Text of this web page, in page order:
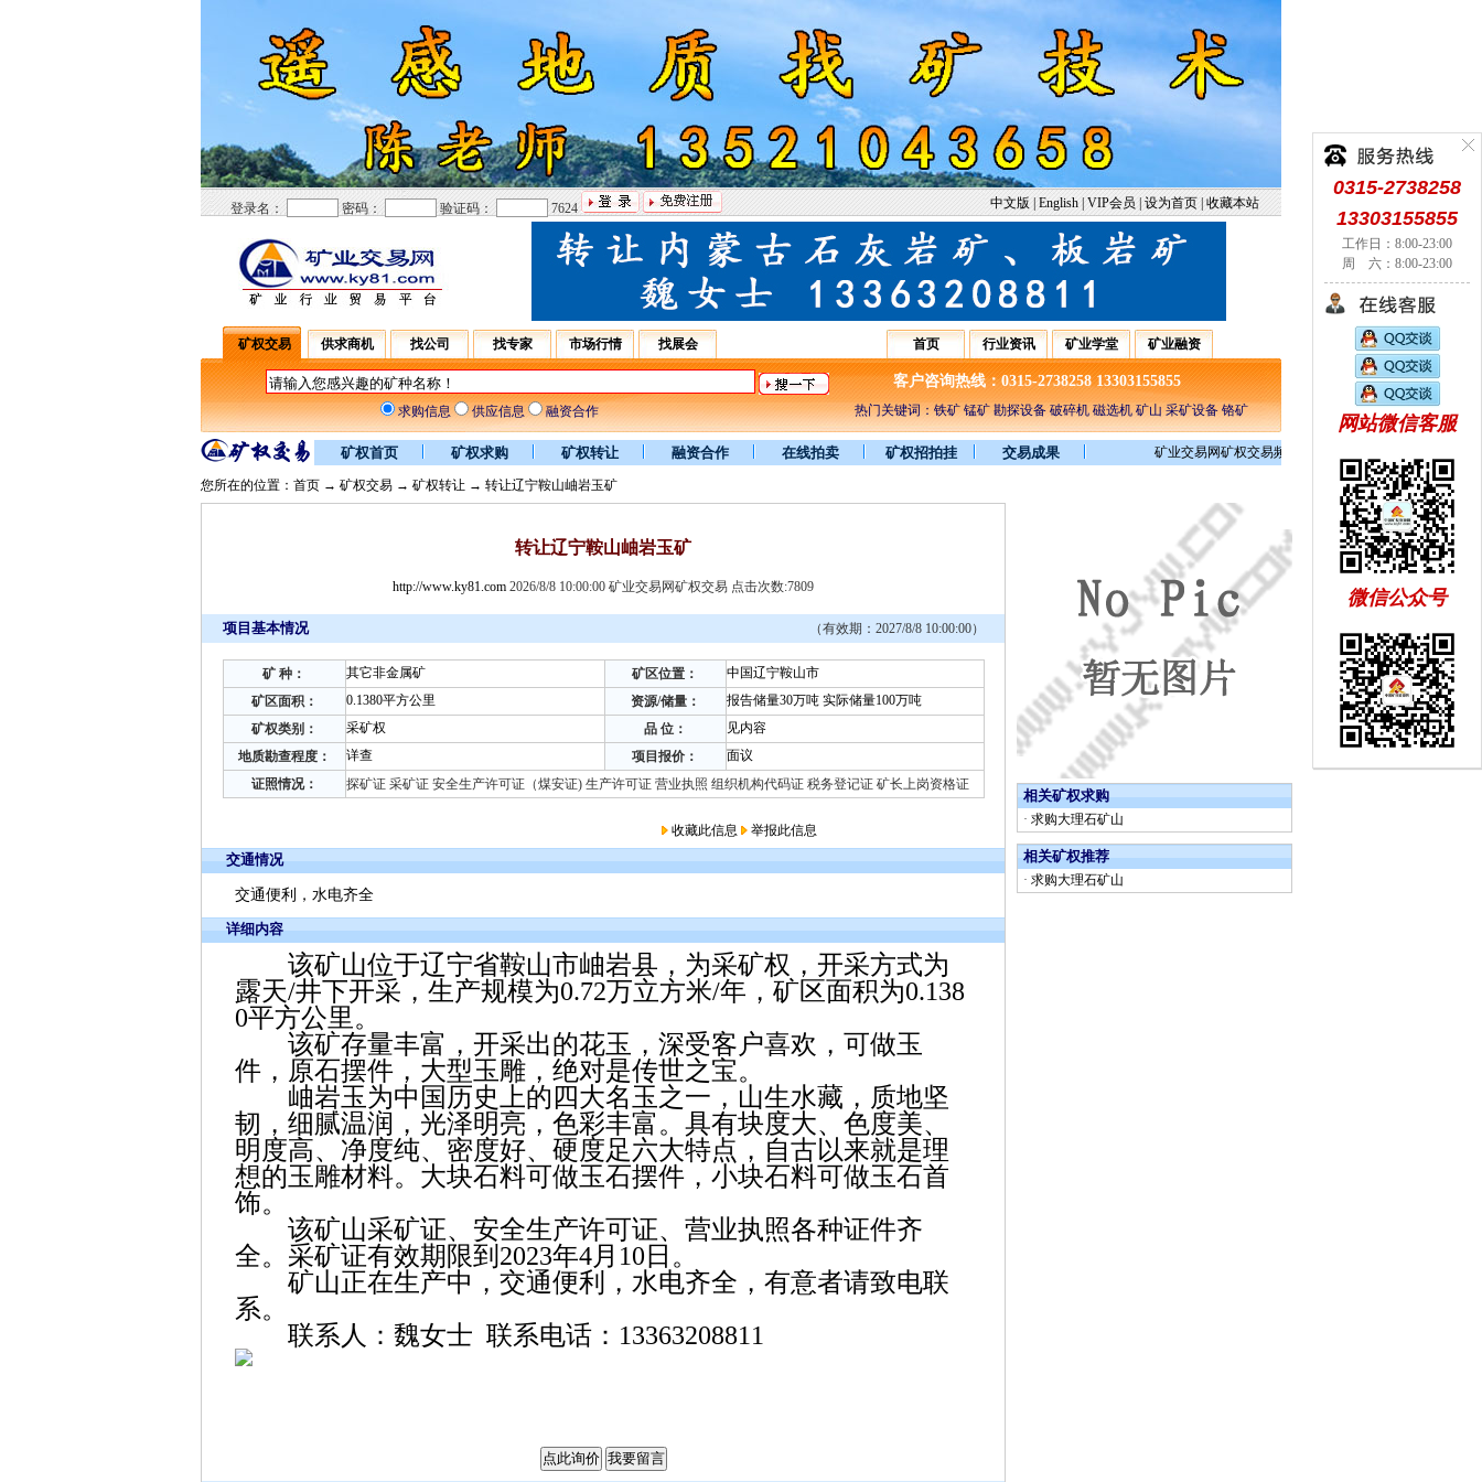
登录名： 密码： 验证码： 7624 中文版 English |VIP会员 设为首页 收藏本站
矿权交易 供求商机 找公司 找专家 市场行情 找展会 首页 行业资讯 矿业学堂 矿业融资
客户咨询热线：0315-2738258 13303155855
求购信息 供应信息 融资合作 热门关键词：铁矿 锰矿 勘探设备 破碎机 磁选机 矿山 采矿设备 铬矿
矿权首页 矿权求购 矿权转让 融资合作 在线拍卖 矿权招拍挂 交易成果 矿业交易网矿权交易频道汇集全球海量的矿权转让，矿
您所在的位置： 首页 → 矿权交易 → 矿权转让 → 转让辽宁鞍山岫岩玉矿
转让辽宁鞍山岫岩玉矿
http://www.ky81.com 2026/8/8 10:00:00 矿业交易网矿权交易 点击次数:7809
项目基本情况 （有效期：2027/8/8 10:00:00）
矿 种： 其它非金属矿 矿区位置：
中国辽宁鞍山市
矿区面积：
0.1380平方公里 资源/储量：
报告储量30万吨 实际储量100万吨
矿权类别：
采矿权 品 位：
见内容
地质勘查程度：
详查 项目报价：
面议
证照情况：
探矿证 采矿证 安全生产许可证（煤安证) 生产许可证 营业执照 组织机构代码证 税务登记证 矿长上岗资格证
收藏此信息 举报此信息
交通情况
交通便利，水电齐全
详细内容
该矿山位于辽宁省鞍山市岫岩县，为采矿权，开采方式为
露天/井下开采，生产规模为0.72万立方米/年，矿区面积为0.138
0平方公里。
该矿存量丰富，开采出的花玉，深受客户喜欢，可做玉
件，原石摆件，大型玉雕，绝对是传世之宝。
岫岩玉为中国历史上的四大名玉之一，山生水藏，质地坚
韧，细腻温润，光泽明亮，色彩丰富。具有块度大、色度美、
明度高、净度纯、密度好、硬度足六大特点，自古以来就是理
想的玉雕材料。大块石料可做玉石摆件，小块石料可做玉石首
饰。
该矿山采矿证、安全生产许可证、营业执照各种证件齐
全。采矿证有效期限到2023年4月10日。
矿山正在生产中，交通便利，水电齐全，有意者请致电联
系。
联系人：魏女士 联系电话：13363208811
相关矿权求购
· 求购大理石矿山
相关矿权推荐
· 求购大理石矿山
0315-2738258
13303155855
工作日：8:00-23:00
周 六：8:00-23:00
网站微信客服
微信公众号